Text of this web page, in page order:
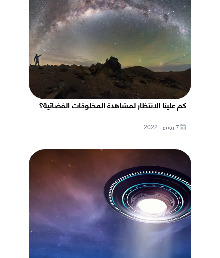
كم علينا الانتظار لمشاهدة المخلوقات الفضائية؟
7 يونيو ، 2022